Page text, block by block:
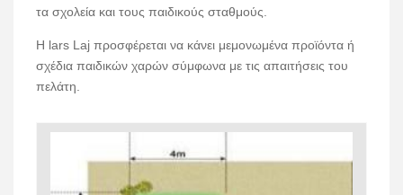
επιφάνεια +
Σχετικά με εμάς +
Επικοινωνία
Lars Laj on Facebook
τα σχολεία και τους παιδικούς σταθμούς.
Η lars Laj προσφέρεται να κάνει μεμονωμένα προϊόντα ή
σχέδια παιδικών χαρών σύμφωνα με τις απαιτήσεις του
πελάτη.